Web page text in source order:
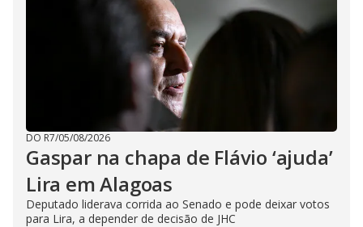
DO R7/05/08/2026
Gaspar na chapa de Flávio ‘ajuda’
Lira em Alagoas
Deputado liderava corrida ao Senado e pode deixar votos
para Lira, a depender de decisão de JHC